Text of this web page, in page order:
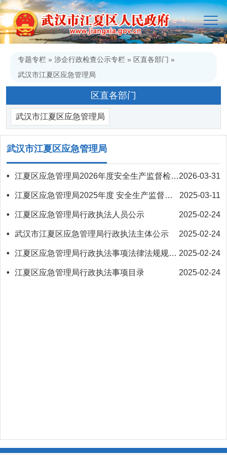
专题专栏 » 涉企行政检查公示专栏 » 区直各部门 »
武汉市江夏区应急管理局
区直各部门
武汉市江夏区应急管理局
武汉市江夏区应急管理局
2026-03-31
• 江夏区应急管理局2026年度安全生产监督检查计划
2025-03-11
• 江夏区应急管理局2025年度 安全生产监督检查计划
2025-02-24
• 江夏区应急管理局行政执法人员公示
2025-02-24
• 武汉市江夏区应急管理局行政执法主体公示
2025-02-24
• 江夏区应急管理局行政执法事项法律法规规章目录
2025-02-24
• 江夏区应急管理局行政执法事项目录